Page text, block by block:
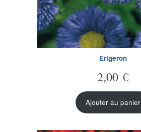
Erigeron
2,00 €
Ajouter au panier